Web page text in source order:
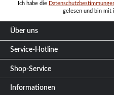
Ich habe die
gelesen und bin mit
Über uns
Service-Hotline
Shop-Service
Informationen